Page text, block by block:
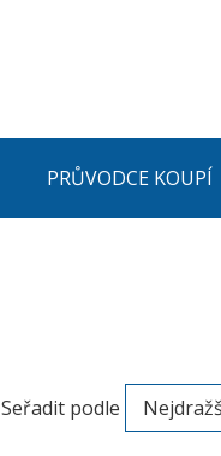
PRŮVODCE KOUPÍ
Seřadit podle